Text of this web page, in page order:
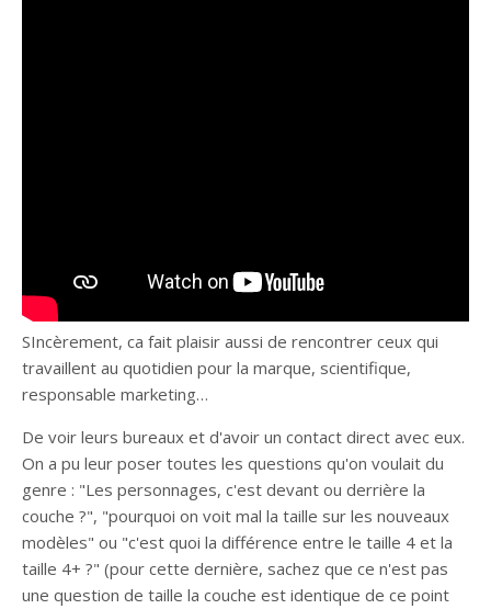
SIncèrement, ca fait plaisir aussi de rencontrer ceux qui
travaillent au quotidien pour la marque, scientifique,
responsable marketing…
De voir leurs bureaux et d'avoir un contact direct avec eux.
On a pu leur poser toutes les questions qu'on voulait du
genre : "Les personnages, c'est devant ou derrière la
couche ?", "pourquoi on voit mal la taille sur les nouveaux
modèles" ou "c'est quoi la différence entre le taille 4 et la
taille 4+ ?" (pour cette dernière, sachez que ce n'est pas
une question de taille la couche est identique de ce point